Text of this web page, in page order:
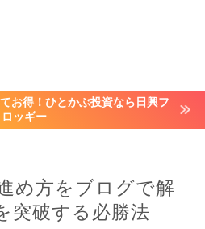
お得！ひとかぶ投資なら日興フ
ロッギー
め方をブログで解
突破する必勝法